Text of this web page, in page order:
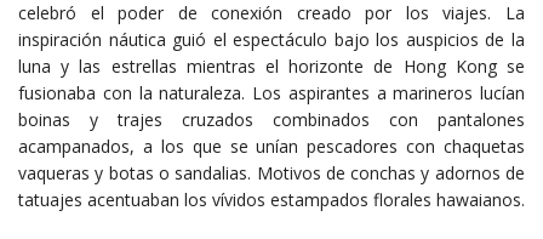
celebró el poder de conexión creado por los viajes. La
inspiración náutica guió el espectáculo bajo los auspicios de la
luna y las estrellas mientras el horizonte de Hong Kong se
fusionaba con la naturaleza. Los aspirantes a marineros lucían
boinas y trajes cruzados combinados con pantalones
acampanados, a los que se unían pescadores con chaquetas
vaqueras y botas o sandalias. Motivos de conchas y adornos de
tatuajes acentuaban los vívidos estampados florales hawaianos.